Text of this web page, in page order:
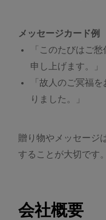
メッセージカード例
「このたびはご
申し上げます。」
「故人のご冥福
りました。」
贈り物やメッセージ
することが大切です。
会社概要